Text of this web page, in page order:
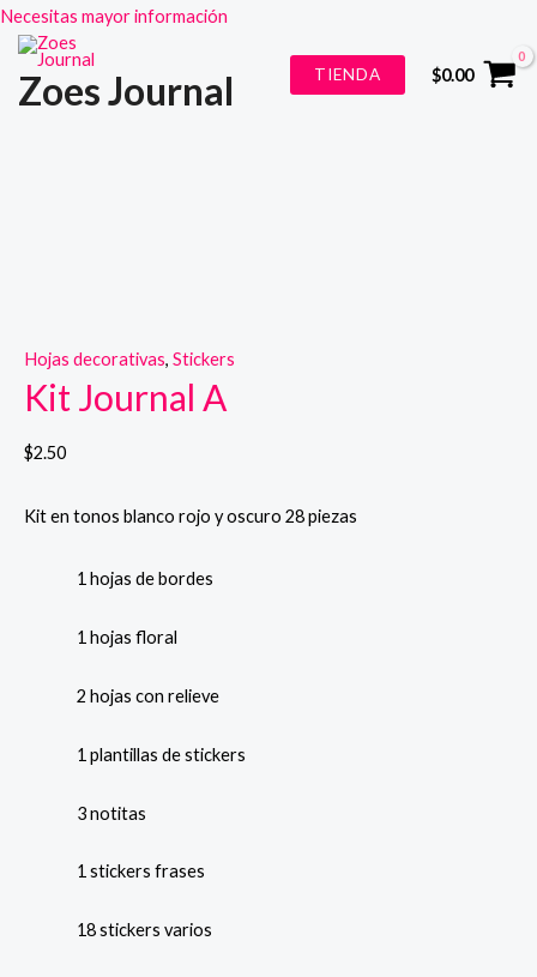
Necesitas mayor información
contenido
Zoes Journal TIENDA $0.00
Hojas decorativas, Stickers
Kit Journal A
$2.50
Kit en tonos blanco rojo y oscuro 28 piezas
1 hojas de bordes
1 hojas floral
2 hojas con relieve
1 plantillas de stickers
3 notitas
1 stickers frases
18 stickers varios